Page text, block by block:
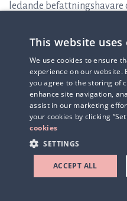
ledande
Hammarskjölds väg 52 B i
webbplats (
tisdagen den 4 maj 2021.
motiverade yttrande
adressen respektive
fyra veckor före stämman.
utan kostnad till de
uppger sin postadress.
I samband med
behandla personuppgifter
This website uses
We use cookies to ensure
experience on our website.
you agree to the storing of
enhance site navigation,
assist in our marketing
your cookies by clicking
cookies
SETTINGS
ACCEPT ALL